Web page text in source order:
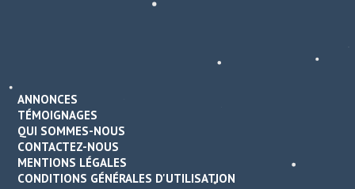
ANNONCES
TÉMOIGNAGES
QUI SOMMES-NOUS
CONTACTEZ-NOUS
MENTIONS LÉGALES
CONDITIONS GÉNÉRALES D'UTILISATION